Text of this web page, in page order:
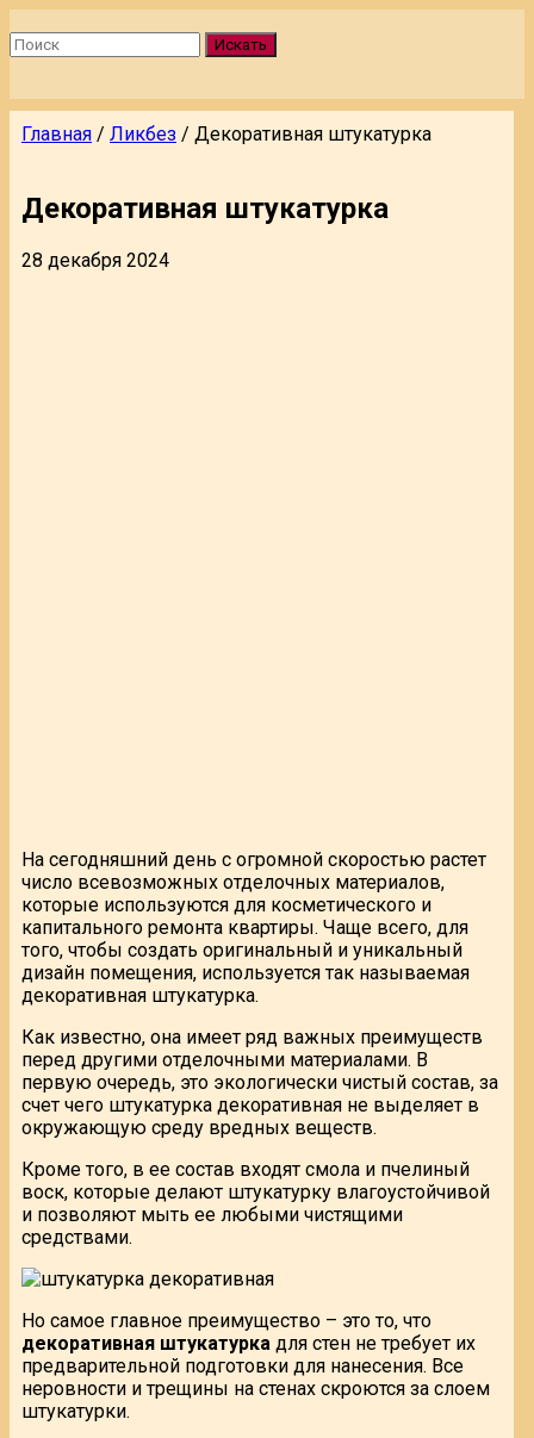
Искать
Главная / Ликбез / Декоративная штукатурка
Декоративная штукатурка
28 декабря 2024
На сегодняшний день с огромной скоростью растет
число всевозможных отделочных материалов,
которые используются для косметического и
капитального ремонта квартиры. Чаще всего, для
того, чтобы создать оригинальный и уникальный
дизайн помещения, используется так называемая
декоративная штукатурка.
Как известно, она имеет ряд важных преимуществ
перед другими отделочными материалами. В
первую очередь, это экологически чистый состав, за
счет чего штукатурка декоративная не выделяет в
окружающую среду вредных веществ.
Кроме того, в ее состав входят смола и пчелиный
воск, которые делают штукатурку влагоустойчивой
и позволяют мыть ее любыми чистящими
средствами.
Но самое главное преимущество – это то, что
декоративная штукатурка для стен не требует их
предварительной подготовки для нанесения. Все
неровности и трещины на стенах скроются за слоем
штукатурки.